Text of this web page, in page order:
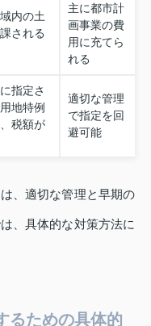
内の土
される
主に都市計
画事業の費
用に充てら
れる
指定さ
地特例
税額が
適切な管理
で指定を回
避可能
、適切な管理と早期の
、具体的な対策方法に
るための具体的